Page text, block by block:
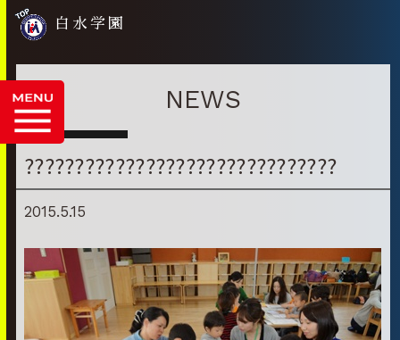
白水学園
NEWS
???????????????????????????????
2015.5.15